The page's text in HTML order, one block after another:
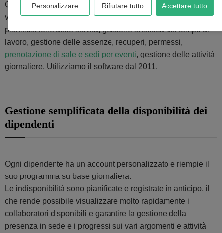
Quindi abbiamo cercato un software in grado di raccogliere
vari dati obbligatori per il nostro lavoro interno:
pianificazione delle attività, gestione analitica del tempo di
lavoro, gestione delle assenze, recuperi, permessi,
prenotazione di sale e sedi per eventi, gestione delle attività
giornaliere. Utilizziamo il software dal 2011.
Gestione semplificata della disponibilità dei
dipendenti
Ogni dipendente ha un account personalizzato e riempie il
suo programma su base giornaliera.
Le indisponibilità sono pianificate e registrate in anticipo, il
che rende possibile visualizzare molto rapidamente i
collaboratori disponibili e garantire la gestione della
presenza in sede e i progressi sui vari argomenti e attività
Personalizzare Rifiutare tutto Accettare tutto